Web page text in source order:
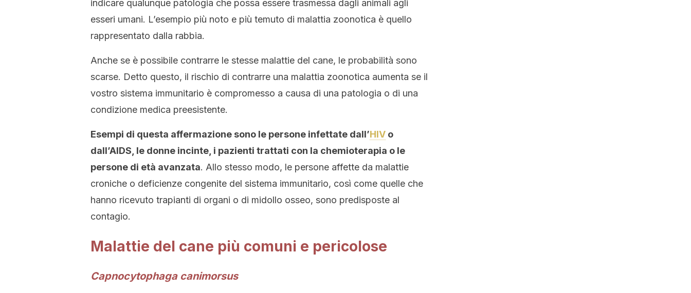
indicare qualunque patologia che possa essere trasmessa dagli animali agli
esseri umani. L’esempio più noto e più temuto di malattia zoonotica è quello
rappresentato dalla rabbia.
Anche se è possibile contrarre le stesse malattie del cane, le probabilità sono
scarse. Detto questo, il rischio di contrarre una malattia zoonotica aumenta se il
vostro sistema immunitario è compromesso a causa di una patologia o di una
condizione medica preesistente.
Esempi di questa affermazione sono le persone infettate dall’HIV o
dall’AIDS, le donne incinte, i pazienti trattati con la chemioterapia o le
persone di età avanzata. Allo stesso modo, le persone affette da malattie
croniche o deficienze congenite del sistema immunitario, così come quelle che
hanno ricevuto trapianti di organi o di midollo osseo, sono predisposte al
contagio.
Malattie del cane più comuni e pericolose
Capnocytophaga canimorsus